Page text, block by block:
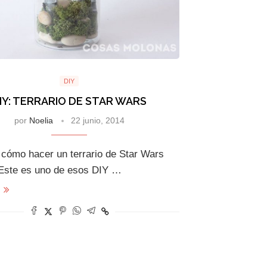
DIY
TERRARIO DE STAR WARS
por Noelia 22 junio, 2014
hacer un terrario de Star Wars
es uno de esos DIY …